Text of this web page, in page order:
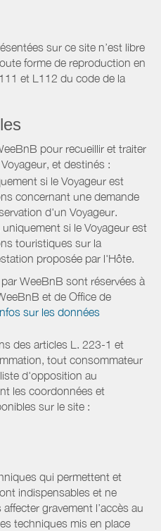
sur ce site n’est libre
forme de reproduction en
et L112 du code de la
pour recueillir et traiter
et destinés :
si le Voyageur est
concernant une demande
d'un Voyageur.
si le Voyageur est
touristiques sur la
proposée par l'Hôte.
WeeBnB sont réservées à
et de Office de
sur les données
des articles L. 223-1 et
tout consommateur
d'opposition au
les coordonnées et
sur le site :
qui permettent et
indispensables et ne
gravement l’accès au
techniques mis en place